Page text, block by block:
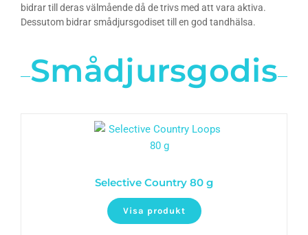
Smådjursgodis
Selective Country 80 g
Visa produkt
bidrar till deras välmående då de trivs med att vara aktiva.
Dessutom bidrar smådjursgodiset till en god tandhälsa.